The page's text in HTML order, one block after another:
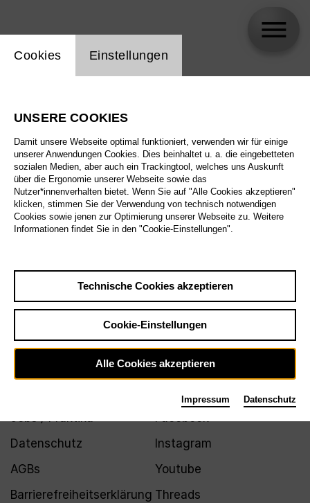
Biographie
Spielplan
Jobs / Praktika
Datenschutz
AGBs
Barrierefreiheitserklärung
Facebook
Instagram
Youtube
Threads
Einstellung Website Cookie
Cookies Einstellungen
UNSERE COOKIES
Damit unsere Webseite optimal funktioniert, verwenden wir für einige
unserer Anwendungen Cookies. Dies beinhaltet u. a. die eingebetteten
sozialen Medien, aber auch ein Trackingtool, welches uns Auskunft
über die Ergonomie unserer Webseite sowie das
Nutzer*innenverhalten bietet. Wenn Sie auf "Alle Cookies akzeptieren"
klicken, stimmen Sie der Verwendung von technisch notwendigen
Cookies sowie jenen zur Optimierung unserer Webseite zu. Weitere
Informationen findet Sie in den "Cookie-Einstellungen".
Technische Cookies akzeptieren
Cookie-Einstellungen
Alle Cookies akzeptieren
Impressum Datenschutz